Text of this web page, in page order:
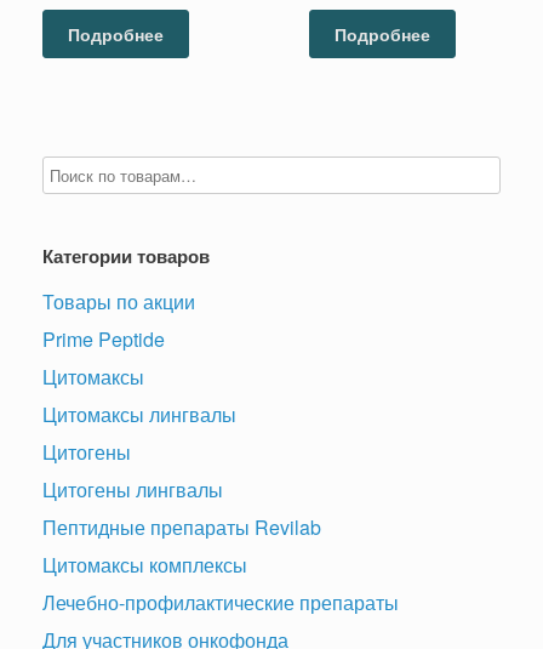
Подробнее Подробнее
Категории товаров
Товары по акции
Prime Peptide
Цитомаксы
Цитомаксы лингвалы
Цитогены
Цитогены лингвалы
Пептидные препараты Revilab
Цитомаксы комплексы
Лечебно-профилактические препараты
Для участников онкофонда